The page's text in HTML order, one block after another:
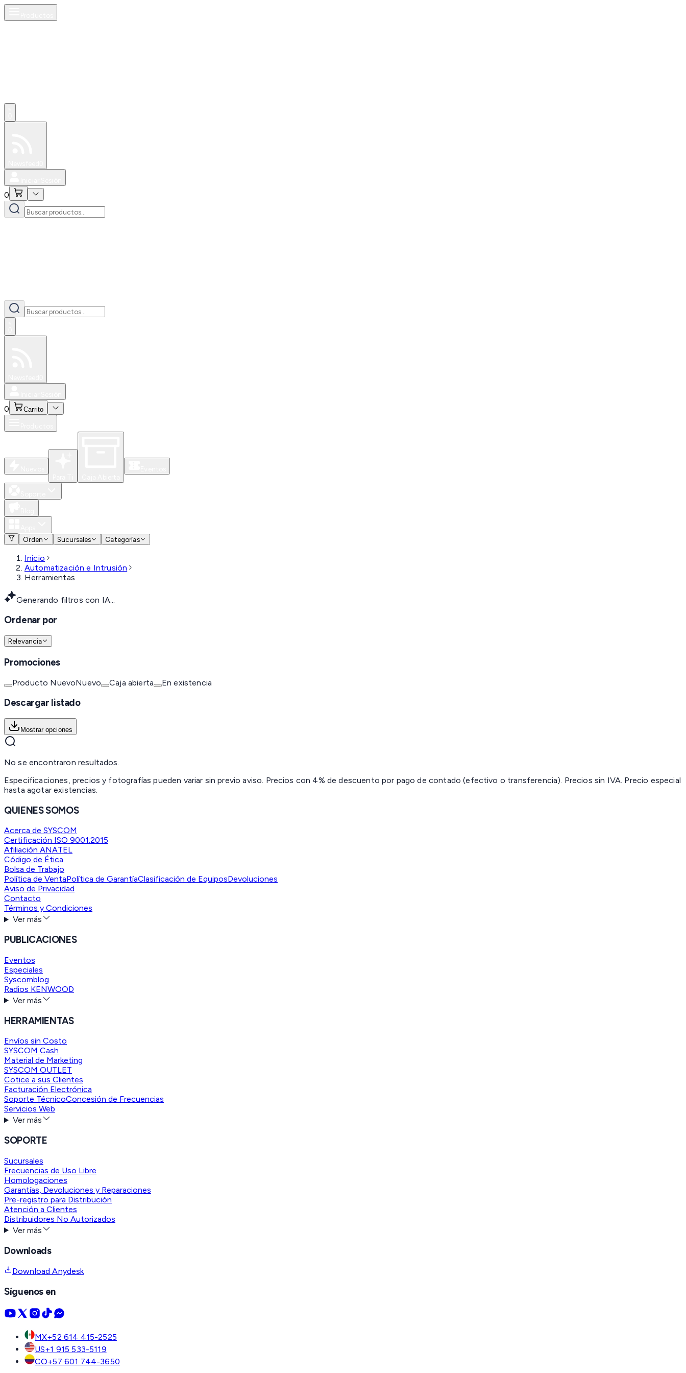
0
0 Carrito
Orden
Sucursales Categorías
Inicio
Automatización e Intrusión
Herramientas
Generando filtros con IA...
Ordenar por
Relevancia
Promociones
Producto NuevoNuevo Caja abierta En existencia
Descargar listado
Mostrar opciones
No se encontraron resultados.
Especificaciones, precios y fotografías pueden variar sin previo aviso. Precios con 4% de descuento por pago de contado (efectivo o transferencia). Precios sin IVA. Precio especial
hasta agotar existencias.
QUIENES SOMOS
Acerca de SYSCOM
Certificación ISO 9001:2015
Afiliación ANATEL
Código de Ética
Bolsa de Trabajo
Política de VentaPolítica de GarantíaClasificación de EquiposDevoluciones
Aviso de Privacidad
Contacto
Términos y Condiciones
Ver más
PUBLICACIONES
Eventos
Especiales
Syscomblog
Radios KENWOOD
Ver más
HERRAMIENTAS
Envíos sin Costo
SYSCOM Cash
Material de Marketing
SYSCOM OUTLET
Cotice a sus Clientes
Facturación Electrónica
Soporte TécnicoConcesión de Frecuencias
Servicios Web
Ver más
SOPORTE
Sucursales
Frecuencias de Uso Libre
Homologaciones
Garantías, Devoluciones y Reparaciones
Pre-registro para Distribución
Atención a Clientes
Distribuidores No Autorizados
Ver más
Downloads
Download Anydesk
Síguenos en
MX+52 614 415-2525
US+1 915 533-5119
CO+57 601 744-3650